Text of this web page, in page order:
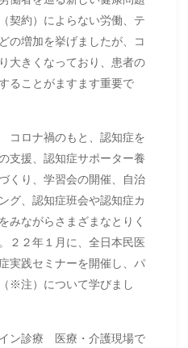
契約）によらない労働、テ
の増加を挙げましたが、コ
大きくなっており、患者の
ることがますます重要で
コロナ禍のもと、認知症を
支援、認知症サポーター養
くり、学習会の開催、自治
グ、認知症班会や認知症カ
みながらさまざまなとりく
２２年１月に、全日本民医
実践セミナーを開催し、パ
※注）について学びまし
ン診療 医療・介護現場で